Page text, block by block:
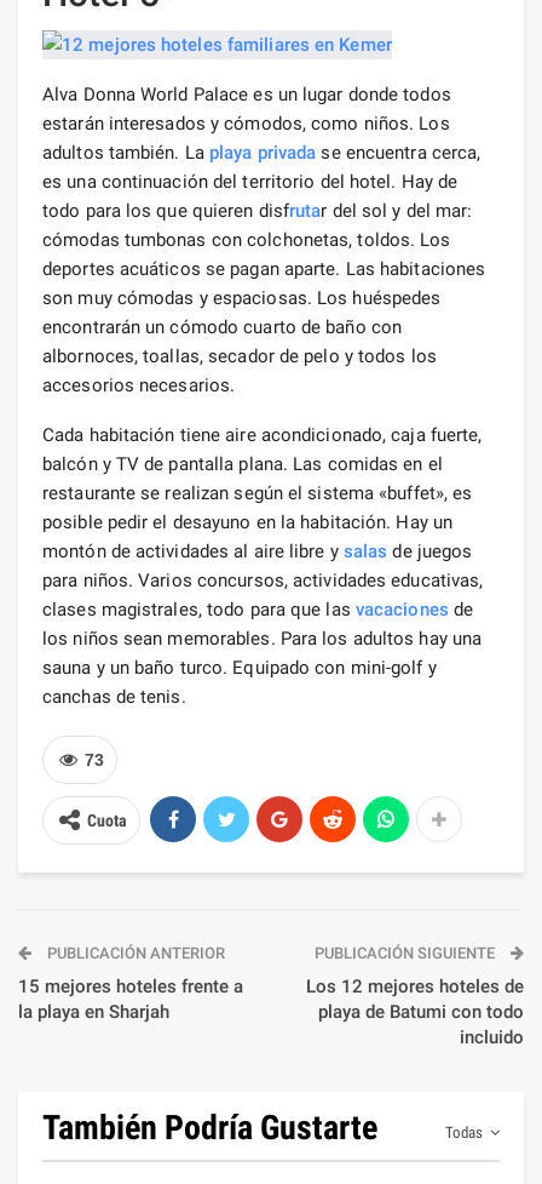
Alva Donna World Palace es un lugar donde todos
estarán interesados ​​y cómodos, como niños. Los
adultos también. La playa privada se encuentra cerca,
es una continuación del territorio del hotel. Hay de
todo para los que quieren disfrutar del sol y del mar:
cómodas tumbonas con colchonetas, toldos. Los
deportes acuáticos se pagan aparte. Las habitaciones
son muy cómodas y espaciosas. Los huéspedes
encontrarán un cómodo cuarto de baño con
albornoces, toallas, secador de pelo y todos los
accesorios necesarios.
Cada habitación tiene aire acondicionado, caja fuerte,
balcón y TV de pantalla plana. Las comidas en el
restaurante se realizan según el sistema «buffet», es
posible pedir el desayuno en la habitación. Hay un
montón de actividades al aire libre y salas de juegos
para niños. Varios concursos, actividades educativas,
clases magistrales, todo para que las vacaciones de
los niños sean memorables. Para los adultos hay una
sauna y un baño turco. Equipado con mini-golf y
canchas de tenis.
73
Cuota
PUBLICACIÓN ANTERIOR
15 mejores hoteles frente a
la playa en Sharjah
PUBLICACIÓN SIGUIENTE
Los 12 mejores hoteles de
playa de Batumi con todo
incluido
Todas
También Podría Gustarte